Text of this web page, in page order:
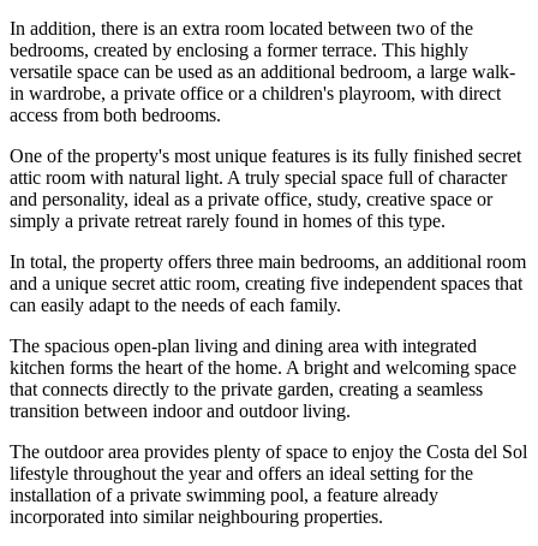
In addition, there is an extra room located between two of the
bedrooms, created by enclosing a former terrace. This highly
versatile space can be used as an additional bedroom, a large walk-
in wardrobe, a private office or a children's playroom, with direct
access from both bedrooms.
One of the property's most unique features is its fully finished secret
attic room with natural light. A truly special space full of character
and personality, ideal as a private office, study, creative space or
simply a private retreat rarely found in homes of this type.
In total, the property offers three main bedrooms, an additional room
and a unique secret attic room, creating five independent spaces that
can easily adapt to the needs of each family.
The spacious open-plan living and dining area with integrated
kitchen forms the heart of the home. A bright and welcoming space
that connects directly to the private garden, creating a seamless
transition between indoor and outdoor living.
The outdoor area provides plenty of space to enjoy the Costa del Sol
lifestyle throughout the year and offers an ideal setting for the
installation of a private swimming pool, a feature already
incorporated into similar neighbouring properties.